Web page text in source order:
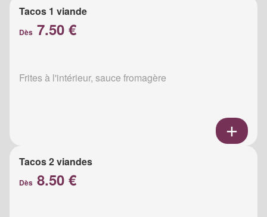
Tacos 1 viande
Dès 7.50 €
Frites à l'intérieur, sauce fromagère
Tacos 2 viandes
Dès 8.50 €